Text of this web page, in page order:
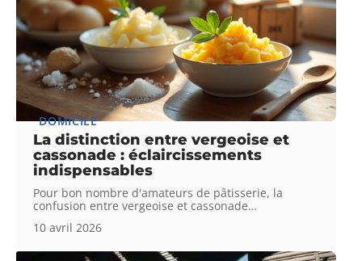
DOMICILE
La distinction entre vergeoise et
cassonade : éclaircissements
indispensables
Pour bon nombre d'amateurs de pâtisserie, la
confusion entre vergeoise et cassonade…
10 avril 2026